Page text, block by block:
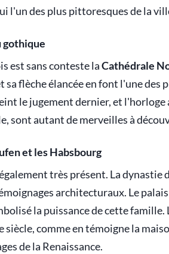
l'un des plus pittoresques de la
gothique
est sans conteste laCathédrale
flèche élancée en font l'une des
le jugement dernier, et
sont autant de merveilles à
et les Habsbourg
très présent. La dynastie
architecturaux. Le
la puissance de cette famille.
comme en témoigne la
de la Renaissance.